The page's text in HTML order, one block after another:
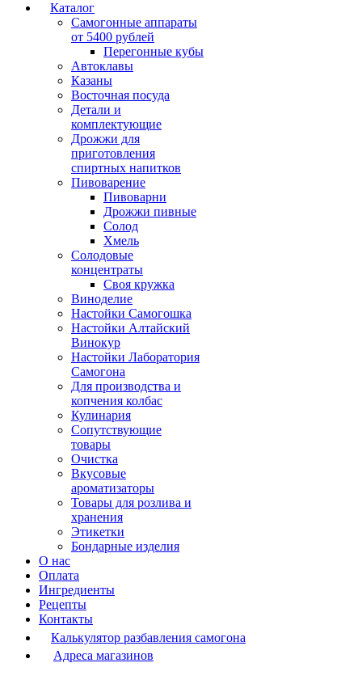
Каталог
Самогонные аппараты
от 5400 рублей
Перегонные кубы
Автоклавы
Казаны
Восточная посуда
Детали и
комплектующие
Дрожжи для
приготовления
спиртных напитков
Пивоварение
Пивоварни
Дрожжи пивные
Солод
Хмель
Солодовые
концентраты
Своя кружка
Виноделие
Настойки Самогошка
Настойки Алтайский
Винокур
Настойки Лаборатория
Самогона
Для производства и
копчения колбас
Кулинария
Сопутствующие
товары
Очистка
Вкусовые
ароматизаторы
Товары для розлива и
хранения
Этикетки
Бондарные изделия
О нас
Оплата
Ингредиенты
Рецепты
Контакты
Калькулятор разбавления самогона
Адреса магазинов